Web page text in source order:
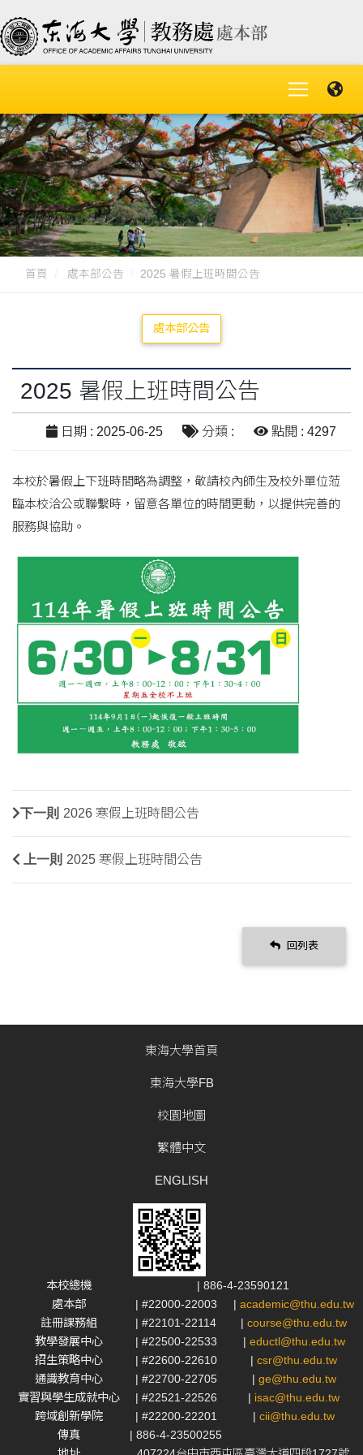
首頁 處本部公告 2025 暑假上班時間公告
處本部公告
2025 暑假上班時間公告
日期 : 2025-06-25 分類 : 點閱 : 4297
本校於暑假上下班時間略為調整，敬請校內師生及校外單位蒞
臨本校洽公或聯繫時，留意各單位的時間更動，以提供完善的
服務與協助。
下一則 2026 寒假上班時間公告
上一則 2025 寒假上班時間公告
回列表
東海大學首頁
東海大學FB
校園地圖
繁體中文
ENGLISH
本校總機
| 886-4-23590121
處本部
| #22000-22003 | academic@thu.edu.tw
註冊課務組
| #22101-22114 | course@thu.edu.tw
教學發展中心
| #22500-22533 | eductl@thu.edu.tw
招生策略中心
| #22600-22610 | csr@thu.edu.tw
通識教育中心
| #22700-22705 | ge@thu.edu.tw
實習與學生成就中心
| #22521-22526 | isac@thu.edu.tw
跨域創新學院
| #22200-22201 | cii@thu.edu.tw
傳真
| 886-4-23500255